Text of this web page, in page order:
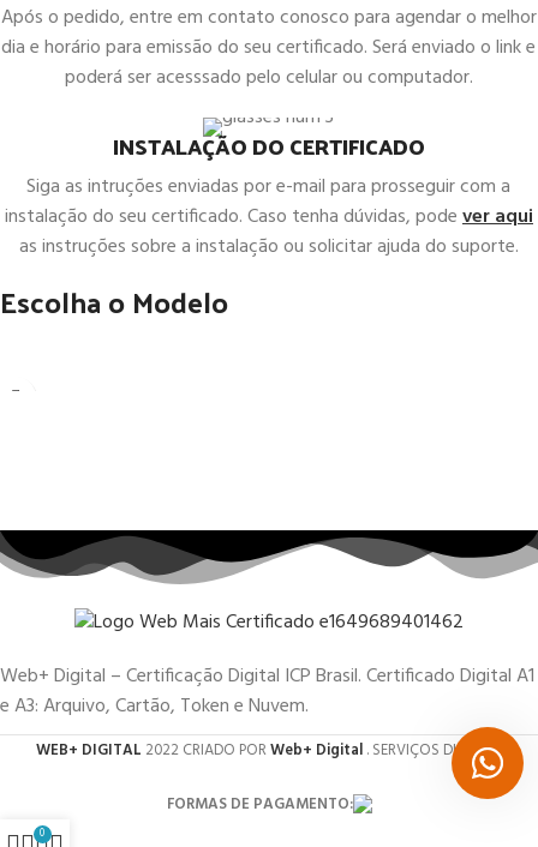
Após o pedido, entre em contato conosco para agendar o melhor
dia e horário para emissão do seu certificado. Será enviado o link e
poderá ser acesssado pelo celular ou computador.
INSTALAÇÃO DO CERTIFICADO
Siga as intruções enviadas por e-mail para prosseguir com a
instalação do seu certificado. Caso tenha dúvidas, podever aqui
as instruções sobre a instalação ou solicitar ajuda do suporte.
Escolha o Modelo
Web+ Digital – Certificação Digital ICP Brasil. Certificado Digital A1
e A3: Arquivo, Cartão, Token e Nuvem.
WEB+ DIGITAL 2022 CRIADO PORWeb+ Digital. SERVIÇOS DIGITAIS.
FORMAS DE PAGAMENTO:
0